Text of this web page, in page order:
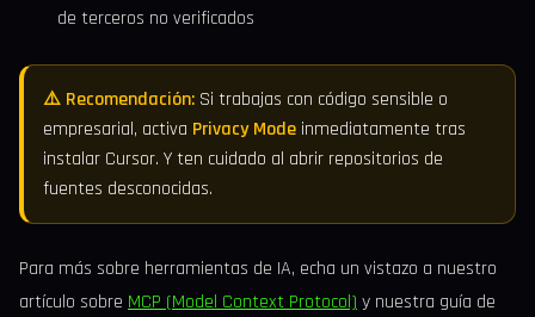
de terceros no verificados
⚠️ Recomendación: Si trabajas con código sensible o
empresarial, activa Privacy Mode inmediatamente tras
instalar Cursor. Y ten cuidado al abrir repositorios de
fuentes desconocidas.
Para más sobre herramientas de IA, echa un vistazo a nuestro
artículo sobre MCP (Model Context Protocol)y nuestra guía de